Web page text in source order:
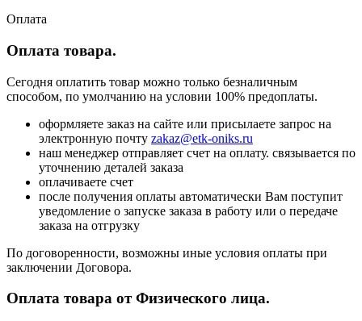
Оплата
Оплата товара.
Сегодня оплатить товар можно только безналичным
способом, по умолчанию на условии 100% предоплаты.
оформляете заказ на сайте или присылаете запрос на
электронную почту zakaz@etk-oniks.ru
наш менеджер отправляет счет на оплату. связывается по
уточнению деталей заказа
оплачиваете счет
после получения оплаты автоматически Вам поступит
уведомление о запуске заказа в работу или о передаче
заказа на отгрузку
По договоренности, возможны иные условия оплаты при
заключении Договора.
Оплата товара от Физического лица.